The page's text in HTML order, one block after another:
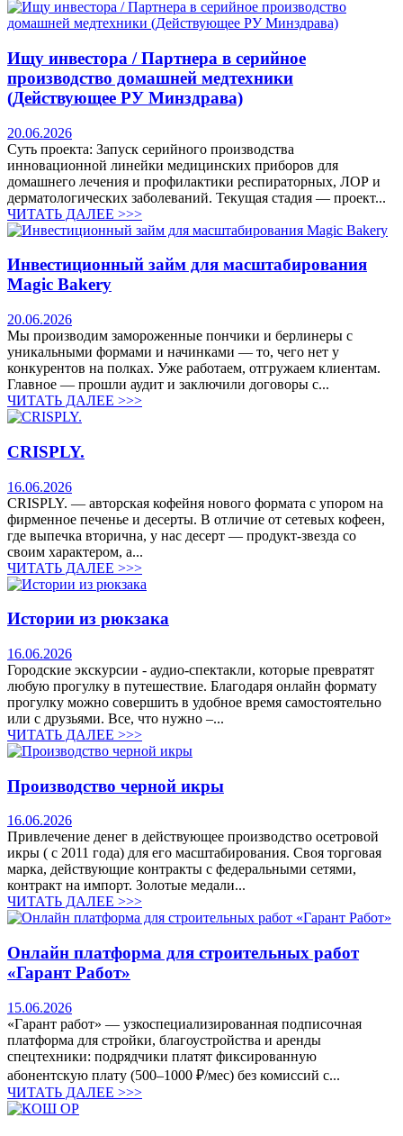
Ищу инвестора / Партнера в серийное
производство домашней медтехники
(Действующее РУ Минздрава)
20.06.2026
Суть проекта: Запуск серийного производства
инновационной линейки медицинских приборов для
домашнего лечения и профилактики респираторных, ЛОР и
дерматологических заболеваний. Текущая стадия — проект...
ЧИТАТЬ ДАЛЕЕ >>>
Инвестиционный займ для масштабирования
Magic Bakery
20.06.2026
Мы производим замороженные пончики и берлинеры с
уникальными формами и начинками — то, чего нет у
конкурентов на полках. Уже работаем, отгружаем клиентам.
Главное — прошли аудит и заключили договоры с...
ЧИТАТЬ ДАЛЕЕ >>>
CRISPLY.
16.06.2026
CRISPLY. — авторская кофейня нового формата с упором на
фирменное печенье и десерты. В отличие от сетевых кофеен,
где выпечка вторична, у нас десерт — продукт-звезда со
своим характером, а...
ЧИТАТЬ ДАЛЕЕ >>>
Истории из рюкзака
16.06.2026
Городские экскурсии - аудио-спектакли, которые превратят
любую прогулку в путешествие. Благодаря онлайн формату
прогулку можно совершить в удобное время самостоятельно
или с друзьями. Все, что нужно –...
ЧИТАТЬ ДАЛЕЕ >>>
Производство черной икры
16.06.2026
Привлечение денег в действующее производство осетровой
икры ( с 2011 года) для его масштабирования. Своя торговая
марка, действующие контракты с федеральными сетями,
контракт на импорт. Золотые медали...
ЧИТАТЬ ДАЛЕЕ >>>
Онлайн платформа для строительных работ
«Гарант Работ»
15.06.2026
«Гарант работ» — узкоспециализированная подписочная
платформа для стройки, благоустройства и аренды
спецтехники: подрядчики платят фиксированную
абонентскую плату (500–1000 ₽/мес) без комиссий с...
ЧИТАТЬ ДАЛЕЕ >>>